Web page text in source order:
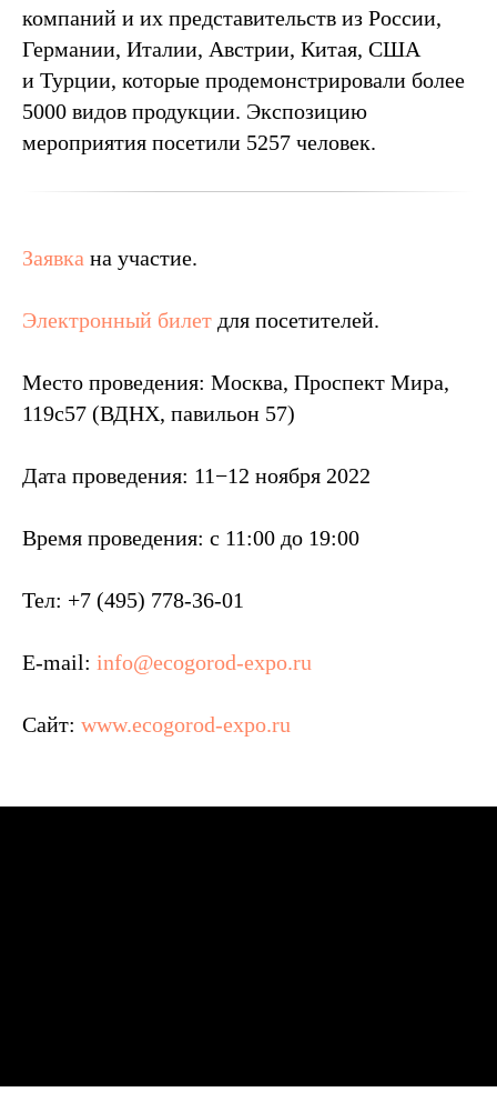
компаний и их представительств из России,
Германии, Италии, Австрии, Китая, США
и Турции, которые продемонстрировали более
5000 видов продукции. Экспозицию
мероприятия посетили 5257 человек.
Заявка на участие.
Электронный билет для посетителей.
Место проведения: Москва, Проспект Мира,
119с57 (ВДНХ, павильон 57)
Дата проведения: 11−12 ноября 2022
Время проведения: с 11:00 до 19:00
Тел: +7 (495) 778-36-01
E-mail: info@ecogorod-expo.ru
Сайт: www.ecogorod-expo.ru